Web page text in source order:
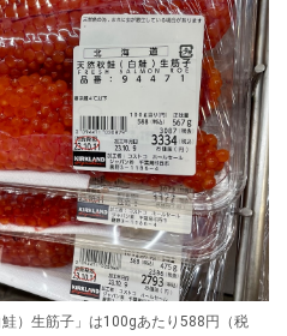
）生筋子」は100gあたり588円（税